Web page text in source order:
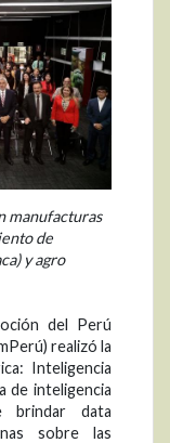
manufacturas
de
y agro
del Perú
realizó la
Inteligencia
de inteligencia
brindar data
sobre las